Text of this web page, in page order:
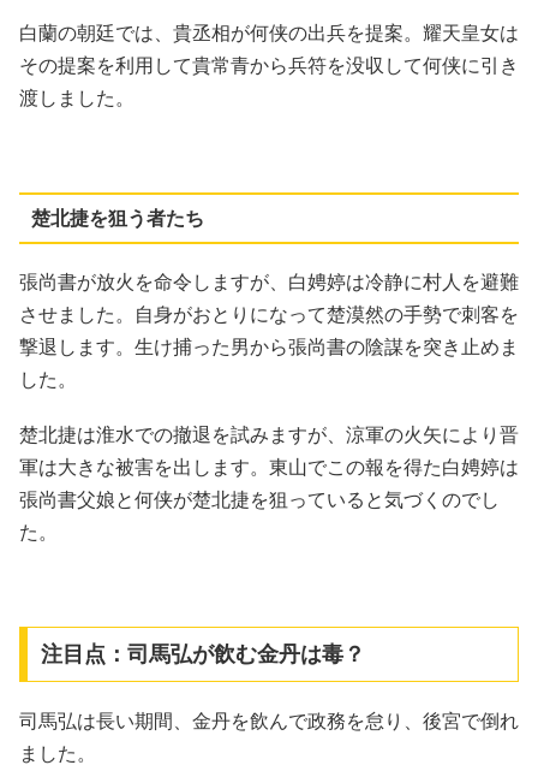
白蘭の朝廷では、貴丞相が何侠の出兵を提案。耀天皇女は
その提案を利用して貴常青から兵符を没収して何侠に引き
渡しました。
楚北捷を狙う者たち
張尚書が放火を命令しますが、白娉婷は冷静に村人を避難
させました。自身がおとりになって楚漠然の手勢で刺客を
撃退します。生け捕った男から張尚書の陰謀を突き止めま
した。
楚北捷は淮水での撤退を試みますが、涼軍の火矢により晋
軍は大きな被害を出します。東山でこの報を得た白娉婷は
張尚書父娘と何侠が楚北捷を狙っていると気づくのでし
た。
注目点：司馬弘が飲む金丹は毒？
司馬弘は長い期間、金丹を飲んで政務を怠り、後宮で倒れ
ました。